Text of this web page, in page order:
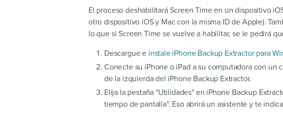
El proceso deshabilitará Screen Time en un dispositivo
otro dispositivo iOS y Mac con la misma ID de Apple).
lo que si Screen Time se vuelve a habilitar, se le pedirá
Descargue e instale iPhone Backup Extractor para
Conecte su iPhone o iPad a su computadora con un
de la izquierda del iPhone Backup Extractor.
Elija la pestaña "Utilidades" en iPhone Backup
tiempo de pantalla". Eso abrirá un asistente y te